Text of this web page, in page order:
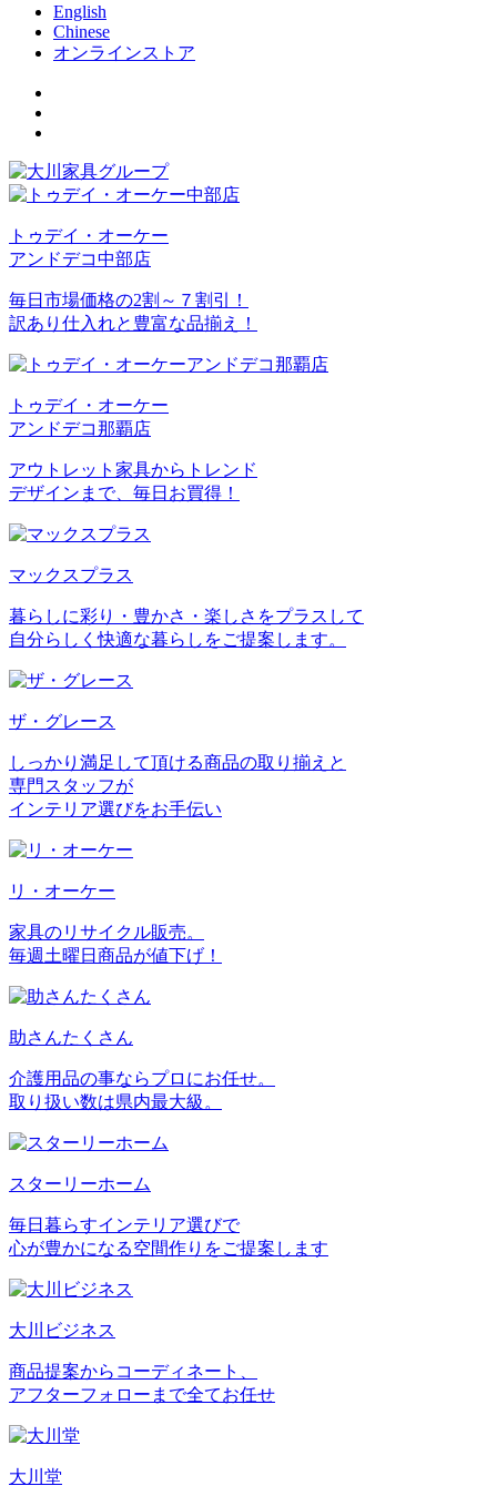
English
Chinese
オンラインストア
トゥデイ・オーケー
アンドデコ中部店
毎日市場価格の2割～７割引！
訳あり仕入れと豊富な品揃え！
トゥデイ・オーケー
アンドデコ那覇店
アウトレット家具からトレンド
デザインまで、毎日お買得！
マックスプラス
暮らしに彩り・豊かさ・楽しさをプラスして
自分らしく快適な暮らしをご提案します。
ザ・グレース
しっかり満足して頂ける商品の取り揃えと
専門スタッフが
インテリア選びをお手伝い
リ・オーケー
家具のリサイクル販売。
毎週土曜日商品が値下げ！
助さんたくさん
介護用品の事ならプロにお任せ。
取り扱い数は県内最大級。
スターリーホーム
毎日暮らすインテリア選びで
心が豊かになる空間作りをご提案します
大川ビジネス
商品提案からコーディネート、
アフターフォローまで全てお任せ
大川堂